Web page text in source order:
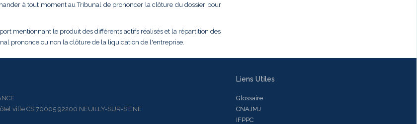
à tout moment au Tribunal de prononcer la clôture du dossier pour
mentionnant le produit des différents actifs réalisés et la répartition des
prononce ou non la clôture de la liquidation de l'entreprise.
ville CS 70005 92200 NEUILLY-SUR-SEINE
Liens Utiles
Glossaire
CNAJMJ
IFPPC